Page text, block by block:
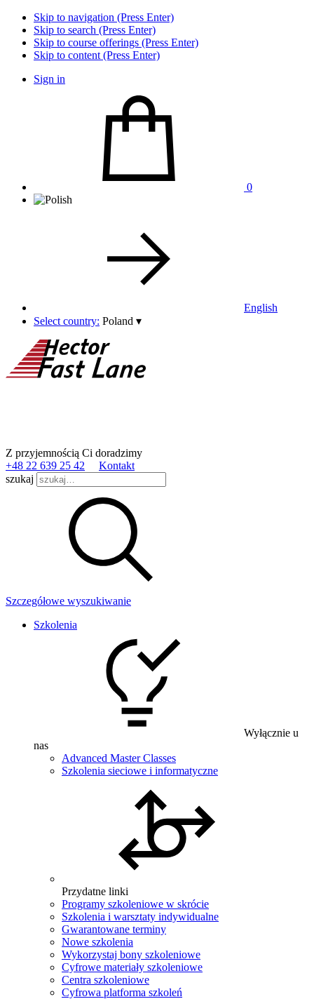
Skip to navigation (Press Enter)
Skip to search (Press Enter)
Skip to course offerings (Press Enter)
Skip to content (Press Enter)
Sign in
0
English
Select country: Poland ▾
Z przyjemnością Ci doradzimy
+48 22 639 25 42
Kontakt
szukaj
Szczegółowe wyszukiwanie
Szkolenia
Wyłącznie u
nas
Advanced Master Classes
Szkolenia sieciowe i informatyczne
Przydatne linki
Programy szkoleniowe w skrócie
Szkolenia i warsztaty indywidualne
Gwarantowane terminy
Nowe szkolenia
Wykorzystaj bony szkoleniowe
Cyfrowe materiały szkoleniowe
Centra szkoleniowe
Cyfrowa platforma szkoleń